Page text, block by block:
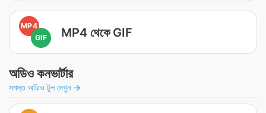
MP4
GIF
MP4 থেকে GIF
অডিও কনভার্টার
সমস্ত অডিও টুল দেখুন →